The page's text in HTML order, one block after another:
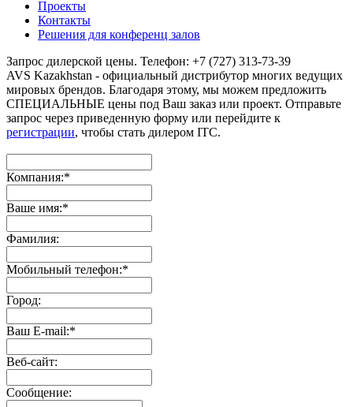
Проекты
Контакты
Решения для конференц залов
Запрос дилерской цены. Телефон: +7 (727) 313-73-39
AVS Kazakhstan - официальный дистрибутор многих ведущих
мировых брендов. Благодаря этому, мы можем предложить
СПЕЦИАЛЬНЫЕ цены под Ваш заказ или проект. Отправьте
запрос через приведенную форму или перейдите к
регистрации, чтобы стать дилером ITC.
Компания:*
Ваше имя:*
Фамилия:
Мобильный телефон:*
Город:
Ваш E-mail:*
Веб-сайт:
Сообщение: